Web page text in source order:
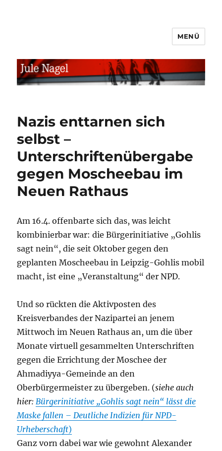
MENÜ
Nazis enttarnen sich
selbst –
Unterschriftenübergabe
gegen Moscheebau im
Neuen Rathaus
Am 16.4. offenbarte sich das, was leicht
kombinierbar war: die Bürgerinitiative „Gohlis
sagt nein“, die seit Oktober gegen den
geplanten Moscheebau in Leipzig-Gohlis mobil
macht, ist eine „Veranstaltung“ der NPD.
Und so rückten die Aktivposten des
Kreisverbandes der Nazipartei an jenem
Mittwoch im Neuen Rathaus an, um die über
Monate virtuell gesammelten Unterschriften
gegen die Errichtung der Moschee der
Ahmadiyya-Gemeinde an den
Oberbürgermeister zu übergeben. (siehe auch
hier: Bürgerinitiative „Gohlis sagt nein“ lässt die
Maske fallen – Deutliche Indizien für NPD-
Urheberschaft)
Ganz vorn dabei war wie gewohnt Alexander